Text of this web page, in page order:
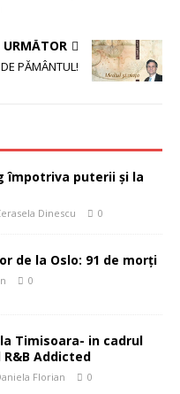
URMĂTOR
PĂMÂNTUL!
împotriva puterii şi la
Dinescu 0
de la Oslo: 91 de morţi
0
la Timisoara- in cadrul
Addicted
Florian 0